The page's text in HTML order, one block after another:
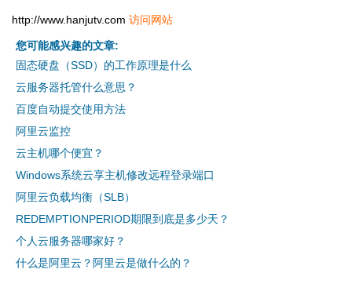
http://www.hanjutv.com 访问网站
您可能感兴趣的文章:
固态硬盘（SSD）的工作原理是什么
云服务器托管什么意思？
百度自动提交使用方法
阿里云监控
云主机哪个便宜？
Windows系统云享主机修改远程登录端口
阿里云负载均衡（SLB）
REDEMPTIONPERIOD期限到底是多少天？
个人云服务器哪家好？
什么是阿里云？阿里云是做什么的？